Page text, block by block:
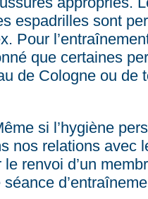
espadrilles sont
Pour
que certaines
de Cologne ou
si l’hygiène
nos relations avec
renvoi d’un